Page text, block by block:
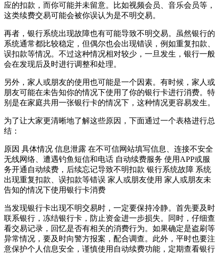
应的扣款，而你可能并未留意。比如视频会员、音乐会员等，
这类续费交易可能会被你误认为是不明交易。
再者，银行系统出现故障也有可能导致不明交易。虽然银行的
系统通常都比较稳定，但偶尔也会出现错误，例如重复扣款、
误扣款等情况。不过这种情况相对较少，一旦发生，银行一般
会在发现后及时进行调整和处理。
另外，家人或朋友的使用也可能是一个因素。有时候，家人或
朋友可能在未告知你的情况下使用了你的银行卡进行消费。特
别是在家庭共用一张银行卡的情况下，这种情况更容易发生。
为了让大家更清晰地了解这些原因，下面通过一个表格进行总
结：
原因 具体情况 信息泄露 在不可信网站填写信息、连接不安全
无线网络、遭遇钓鱼短信和电话 自动续费服务 使用APP或服
务开通自动续费，后续忘记导致不明扣款 银行系统故障 系统
出现重复扣款、误扣款等错误 家人或朋友使用 家人或朋友未
告知的情况下使用银行卡消费
当发现银行卡出现不明交易时，一定要保持冷静。首先要及时
联系银行，冻结银行卡，防止资金进一步损失。同时，仔细查
看交易记录，回忆是否有相关的消费行为。如果确定是盗刷等
异常情况，要及时向警方报案，配合调查。此外，平时也要注
意保护个人信息安全，谨慎使用自动续费功能，定期查看银行